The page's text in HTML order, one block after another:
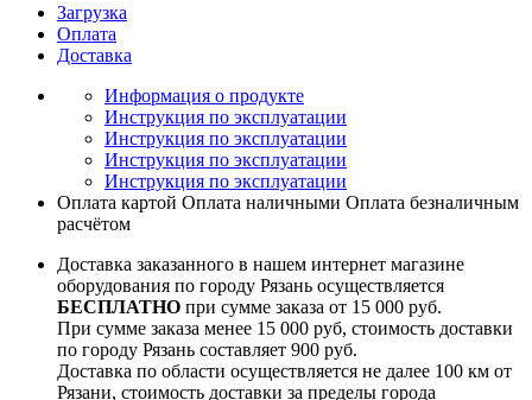
Загрузка
Оплата
Доставка
Информация о продукте
Инструкция по эксплуатации
Инструкция по эксплуатации
Инструкция по эксплуатации
Инструкция по эксплуатации
Оплата картой Оплата наличными Оплата безналичным
расчётом
Доставка заказанного в нашем интернет магазине
оборудования по городу Рязань осуществляется
БЕСПЛАТНО при сумме заказа от 15 000 руб.
При сумме заказа менее 15 000 руб, стоимость доставки
по городу Рязань составляет 900 руб.
Доставка по области осуществляется не далее 100 км от
Рязани, стоимость доставки за пределы города